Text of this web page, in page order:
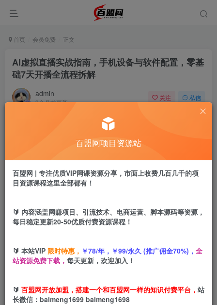
首页 会员免费 正文
AI虚拟直播实战指南，手机设备与软件配置，零基
础7天开播全流程拆解
admin
9个月前更新
关注 私信
盟币 9.9
立即购买
虚拟直播实战指南，课程围绕”AI美女跳舞直播”这
百盟网项目资源站
百盟网 | 专注优质VIP网课资源分享，市面上收费几百几千的项
目资源课程这里全部都有！
🔰 内容涵盖网赚项目、引流技术、电商运营、脚本源码等资源，
每日稳定更新20-50优质付费资源课程！
🔰 本站VIP 限时特惠， ￥78/年，￥99/永久 (推广佣金70%)， 全
站资源免费下载， 每天更新，欢迎加入！
🔰 百盟网开放加盟，搭建一个和百盟网一样的知识付费平台， 站
长微信：baimeng1699 baimeng1698